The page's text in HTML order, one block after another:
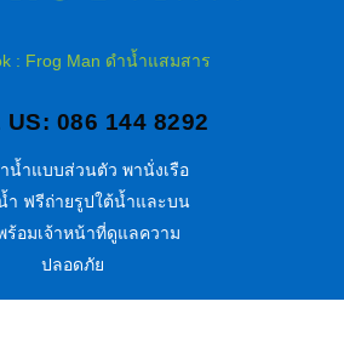
: Frog Man ดำน้ำแสมสาร
086 144 8292
น้ำแบบส่วนตัว พานั่งเรือ
ำ ฟรีถ่ายรูปใต้น้ำและบน
ร้อมเจ้าหน้าที่ดูแลความ
ปลอดภัย